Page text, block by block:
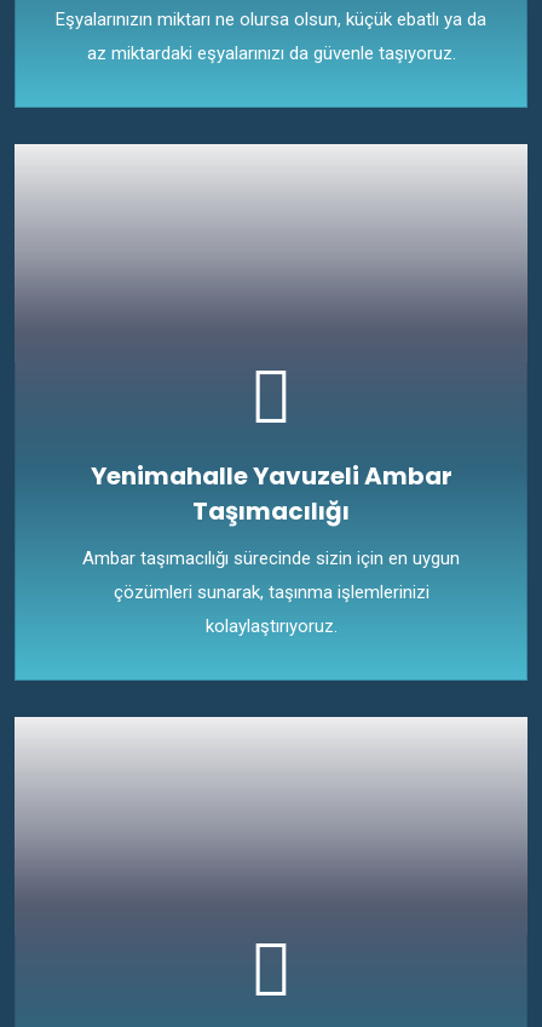
Eşyalarınızın miktarı ne olursa olsun, küçük ebatlı ya da
az miktardaki eşyalarınızı da güvenle taşıyoruz.
Yenimahalle Yavuzeli Ambar
Taşımacılığı
Ambar taşımacılığı sürecinde sizin için en uygun
çözümleri sunarak, taşınma işlemlerinizi
kolaylaştırıyoruz.